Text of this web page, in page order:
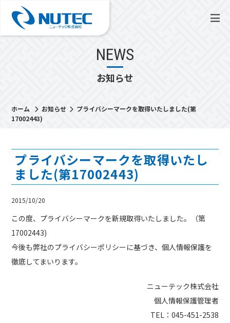
NEWS
お知らせ
ホーム お知らせ
プライバシーマークを取得いたしました(第
17002443)
プライバシーマークを取得いたし
ました(第17002443)
2015/10/20
この度、プライバシーマークを新規取得いたしました。（第
17002443)
今後も弊社のプライバシーポリシーに基づき、個人情報保護を
徹底してまいります。
ニューテック株式会社
個人情報保護管理者
TEL：045-451-2538